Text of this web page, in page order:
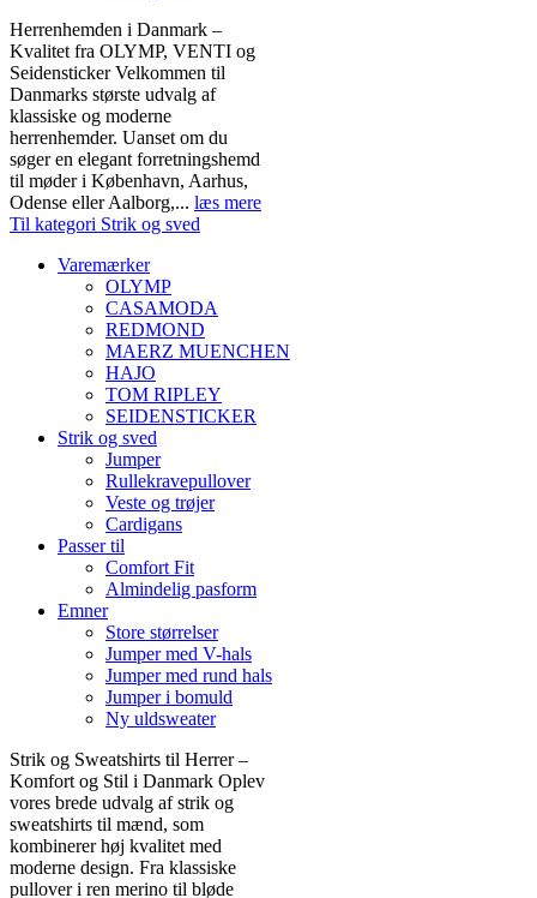
Herrenhemden i Danmark –
Kvalitet fra OLYMP, VENTI og
Seidensticker Velkommen til
Danmarks største udvalg af
klassiske og moderne
herrenhemder. Uanset om du
søger en elegant forretningshemd
til møder i København, Aarhus,
Odense eller Aalborg,... læs mere
Til kategori Strik og sved
Varemærker
OLYMP
CASAMODA
REDMOND
MAERZ MUENCHEN
HAJO
TOM RIPLEY
SEIDENSTICKER
Strik og sved
Jumper
Rullekravepullover
Veste og trøjer
Cardigans
Passer til
Comfort Fit
Almindelig pasform
Emner
Store størrelser
Jumper med V-hals
Jumper med rund hals
Jumper i bomuld
Ny uldsweater
Strik og Sweatshirts til Herrer –
Komfort og Stil i Danmark Oplev
vores brede udvalg af strik og
sweatshirts til mænd, som
kombinerer høj kvalitet med
moderne design. Fra klassiske
pullover i ren merino til bløde